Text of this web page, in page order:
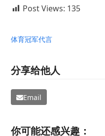
Post Views: 135
体育冠军代言
分享给他人
Email
你可能还感兴趣：